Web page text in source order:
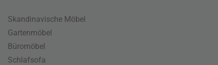
Skandinavische Möbel
Gartenmöbel
Büromöbel
Schlafsofa